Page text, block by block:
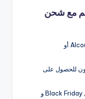
مع شحن
زيارة مواقع كوبونات خصم مثل Alcoupon أو
للحصول على
الاستفادة من العروض الموسمية مثل Black Friday و